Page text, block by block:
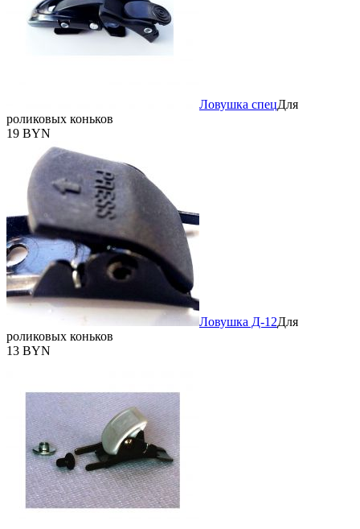
Ловушка спецДля
роликовых коньков
19 BYN
Ловушка Д-12Для
роликовых коньков
13 BYN